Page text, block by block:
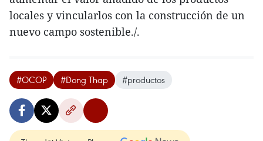
locales y vincularlos con la construcción de un
nuevo campo sostenible./.
#OCOP #Dong Thap #productos